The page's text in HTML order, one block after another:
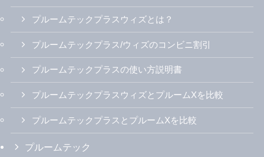
プルームテックプラスウィズとは？
プルームテックプラス/ウィズのコンビニ割引
プルームテックプラスの使い方説明書
プルームテックプラスウィズとプルームXを比較
プルームテックプラスとプルームXを比較
プルームテック